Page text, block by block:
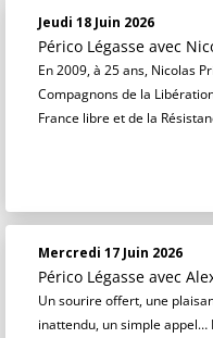
Jeudi 18 Juin 2026
Périco Légasse avec
En 2009, à 25 ans, Nicolas
Compagnons de la
France libre et de la
Mercredi 17 Juin 2026
Périco Légasse avec
Un sourire offert, une
inattendu, un simple appel…